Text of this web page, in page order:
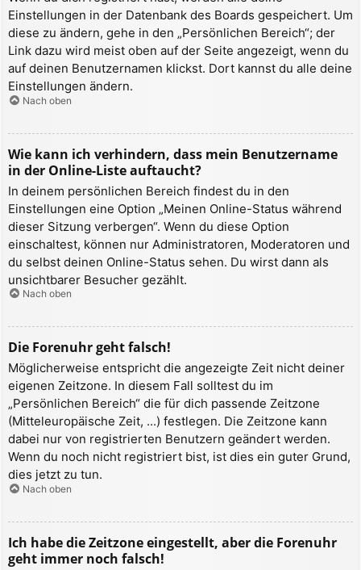
Einstellungen in der Datenbank des Boards gespeichert. Um
diese zu ändern, gehe in den „Persönlichen Bereich“; der
Link dazu wird meist oben auf der Seite angezeigt, wenn du
auf deinen Benutzernamen klickst. Dort kannst du alle deine
Einstellungen ändern.
Nach oben
Wie kann ich verhindern, dass mein Benutzername
in der Online-Liste auftaucht?
In deinem persönlichen Bereich findest du in den
Einstellungen eine Option „Meinen Online-Status während
dieser Sitzung verbergen“. Wenn du diese Option
einschaltest, können nur Administratoren, Moderatoren und
du selbst deinen Online-Status sehen. Du wirst dann als
unsichtbarer Besucher gezählt.
Nach oben
Die Forenuhr geht falsch!
Möglicherweise entspricht die angezeigte Zeit nicht deiner
eigenen Zeitzone. In diesem Fall solltest du im
„Persönlichen Bereich“ die für dich passende Zeitzone
(Mitteleuropäische Zeit, ...) festlegen. Die Zeitzone kann
dabei nur von registrierten Benutzern geändert werden.
Wenn du noch nicht registriert bist, ist dies ein guter Grund,
dies jetzt zu tun.
Nach oben
Ich habe die Zeitzone eingestellt, aber die Forenuhr
geht immer noch falsch!